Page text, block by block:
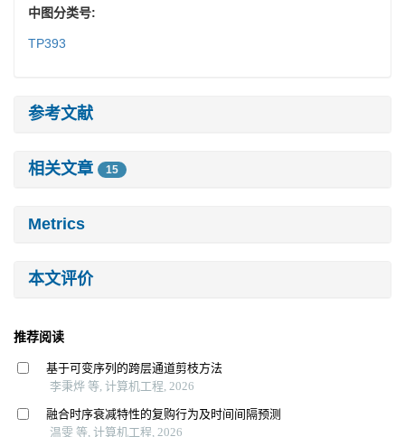
中图分类号:
TP393
参考文献
相关文章 15
Metrics
本文评价